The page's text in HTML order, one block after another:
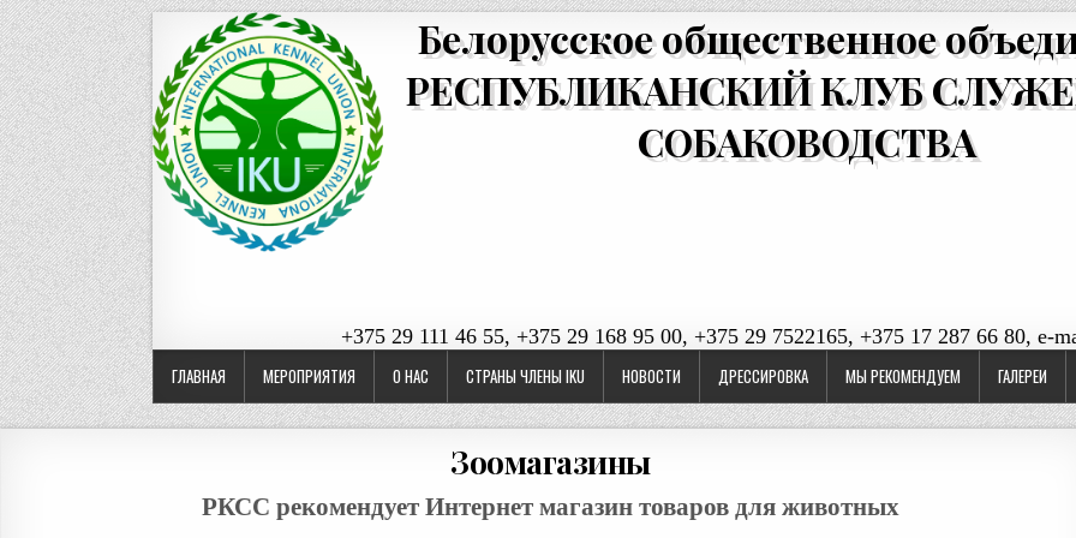
Белорусское общественное
РЕСПУБЛИКАНСКИЙ КЛУБ
СОБАКОВОДСТВА
+375 29 111 46 55, +375 29 168 95 00, +375 29 7522165, +375 17 287 66 80, e-
ГЛАВНАЯ
МЕРОПРИЯТИЯ О НАС СТРАНЫ ЧЛЕНЫ IKU НОВОСТИ ДРЕССИРОВКА МЫ РЕКОМЕНДУЕМ ГАЛЕРЕИ
Зоомагазины
РКСС рекомендует Интернет магазин товаров для животных